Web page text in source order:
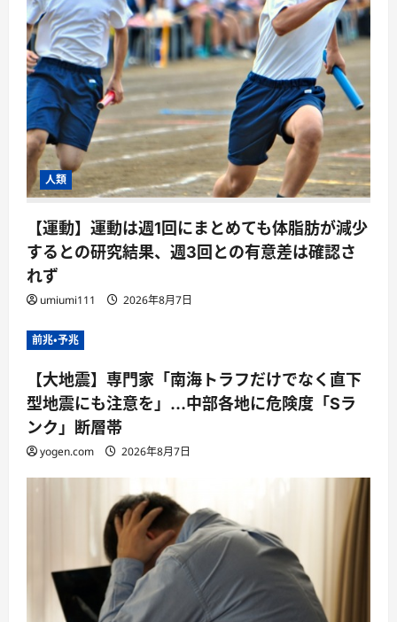
人類
【運動】運動は週1回にまとめても体脂肪が減少
するとの研究結果、週3回との有意差は確認さ
れず
umiumi111 2026年8月7日
前兆・予兆
【大地震】専門家「南海トラフだけでなく直下
型地震にも注意を」…中部各地に危険度「Sラ
ンク」断層帯
yogen.com 2026年8月7日